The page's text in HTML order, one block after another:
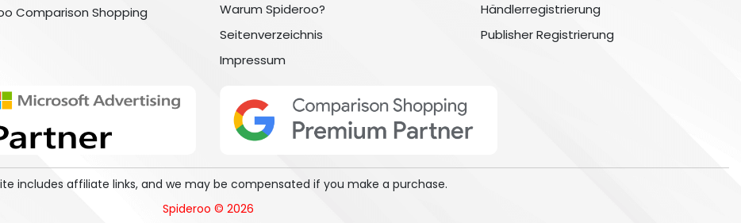
Comparison Shopping
Warum Spideroo?
Seitenverzeichnis
Impressum
Händlerregistrierung
Publisher Registrierung
includes affiliate links, and we may be compensated if you make a purchase.
Spideroo © 2026